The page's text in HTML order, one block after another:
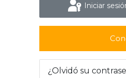
Iniciar
¿Olvidó su